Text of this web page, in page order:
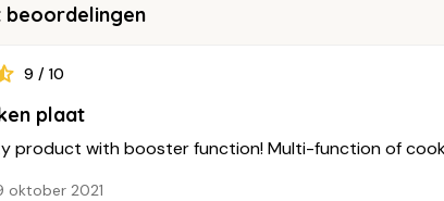
beoordelingen
9 / 10
plaat
product with booster function! Multi-function of
oktober 2021